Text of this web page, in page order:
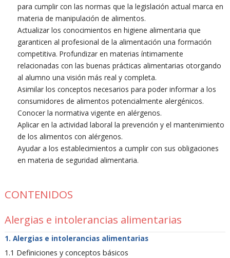
para cumplir con las normas que la legislación actual marca en
materia de manipulación de alimentos.
Actualizar los conocimientos en higiene alimentaria que
garanticen al profesional de la alimentación una formación
competitiva. Profundizar en materias íntimamente
relacionadas con las buenas prácticas alimentarias otorgando
al alumno una visión más real y completa.
Asimilar los conceptos necesarios para poder informar a los
consumidores de alimentos potencialmente alergénicos.
Conocer la normativa vigente en alérgenos.
Aplicar en la actividad laboral la prevención y el mantenimiento
de los alimentos con alérgenos.
Ayudar a los establecimientos a cumplir con sus obligaciones
en materia de seguridad alimentaria.
CONTENIDOS
Alergias e intolerancias alimentarias
Alergias e intolerancias alimentarias
1.1 Definiciones y conceptos básicos